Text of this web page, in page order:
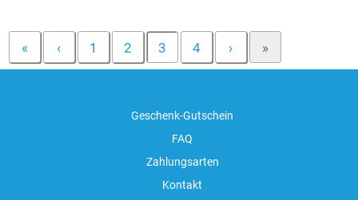
« ‹ 1 2 3 4 › »
Geschenk-Gutschein
FAQ
Zahlungsarten
Kontakt